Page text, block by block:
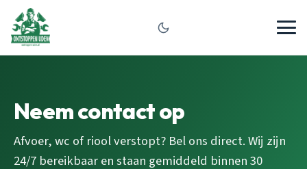
Neem contact op
Afvoer, wc of riool verstopt? Bel ons direct. Wij zijn
24/7 bereikbaar en staan gemiddeld binnen 30